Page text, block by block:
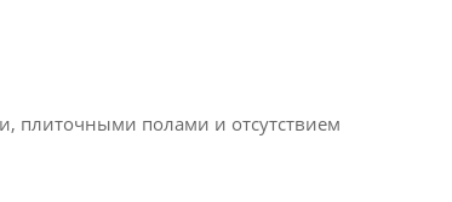
плиточными полами и отсутствием